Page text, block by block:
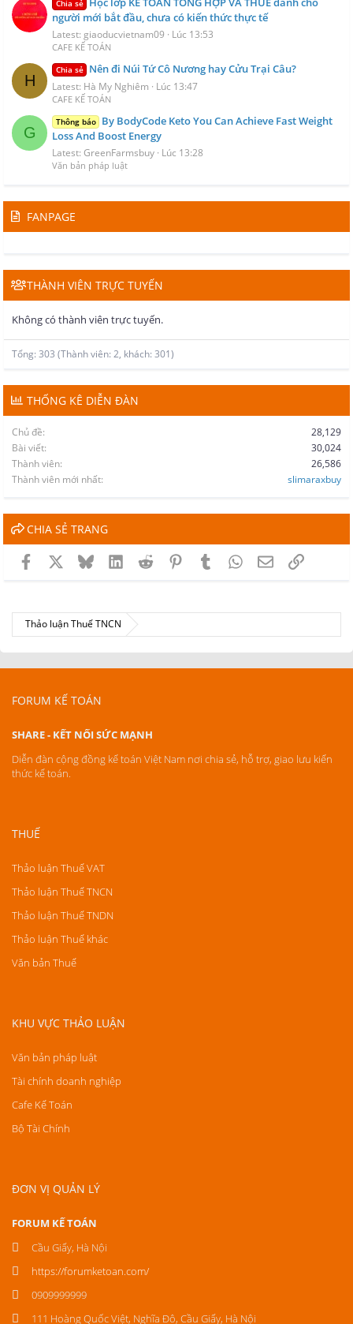
Chia sẻ
người mới bắt đầu, chưa có kiến thức thực tế
Latest: giaoducvietnam09 Lúc 13:53
CAFE KẾ TOÁN
H
Chia sẻ Nên đi Núi Tứ Cô Nương hay Cửu Trại Câu?
Latest: Hà My Nghiêm Lúc 13:47
CAFE KẾ TOÁN
G
Thông báo By BodyCode Keto You Can Achieve Fast Weight
Loss And Boost Energy
Latest: GreenFarmsbuy Lúc 13:28
Văn bản pháp luật
FANPAGE
THÀNH VIÊN TRỰC TUYẾN
Không có thành viên trực tuyến.
Tổng: 303 (Thành viên: 2, khách: 301)
THỐNG KÊ DIỄN ĐÀN
Chủ đề
28,129
Bài viết
30,024
Thành viên
26,586
Thành viên mới nhất
slimaraxbuy
CHIA SẺ TRANG
Facebook BlueskyLinkedInReddit PinterestTumblrWhatsApp
EmailLink
Thảo luận Thuế TNCN
FORUM KẾ TOÁN
SHARE - KẾT NỐI SỨC MẠNH
Diễn đàn cộng đồng kế toán Việt Nam nơi chia sẻ, hỗ trợ, giao lưu kiến
thức kế toán.
THUẾ
Thảo luận Thuế VAT
Thảo luận Thuế TNCN
Thảo luận Thuế TNDN
Thảo luận Thuế khác
Văn bản Thuế
KHU VỰC THẢO LUẬN
Văn bản pháp luật
Tài chính doanh nghiệp
Cafe Kế Toán
Bộ Tài Chính
ĐƠN VỊ QUẢN LÝ
FORUM KẾ TOÁN
Cầu Giấy, Hà Nội
https://forumketoan.com/
0909999999
111 Hoàng Quốc Việt, Nghĩa Đô, Cầu Giấy, Hà Nội